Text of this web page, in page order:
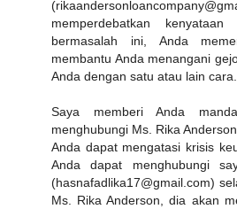
memperdebatkan
bermasalah ini, Anda
membantu Anda menangani
Anda dengan satu atau lain cara. .
Saya memberi Anda
menghubungi Ms. Rika
Anda dapat mengatasi krisis
Anda dapat menghubungi
(hasnafadlika17@gmail.com)
Ms. Rika Anderson, dia akan